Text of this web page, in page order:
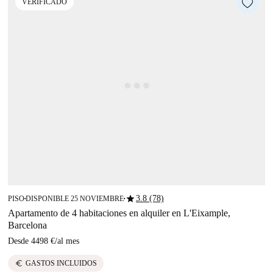
VERIFICADO
PISO■DISPONIBLE 25 NOVIEMBRE■star3.8 (78)
Apartamento de 4 habitaciones en alquiler en L'Eixample,
Barcelona
Desde 4498 €/al mes
euro GASTOS INCLUIDOS